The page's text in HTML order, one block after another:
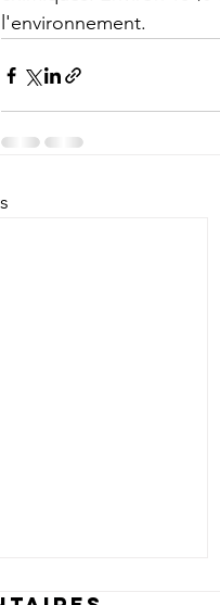
l'environnement.